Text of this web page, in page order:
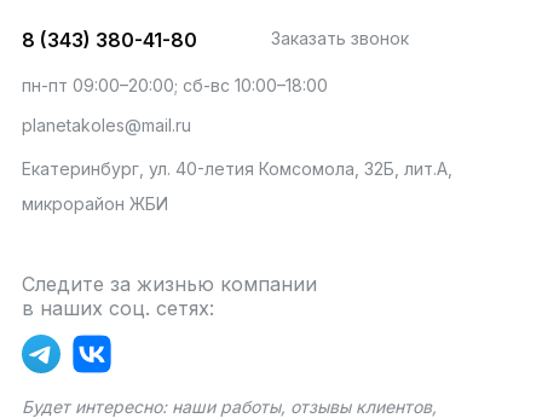
8 (343) 380-41-80 Заказать звонок
пн-пт 09:00–20:00; сб-вс 10:00–18:00
planetakoles@mail.ru
Екатеринбург, ул. 40-летия Комсомола, 32Б, лит.А,
микрорайон ЖБИ
Следите за жизнью компании
в наших соц. сетях:
Будет интересно: наши работы, отзывы клиентов,